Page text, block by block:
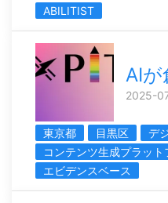
ABILITIST
AIが
2025-
東京都 目黒区
デ
コンテンツ生成プラット
エビデンスベース